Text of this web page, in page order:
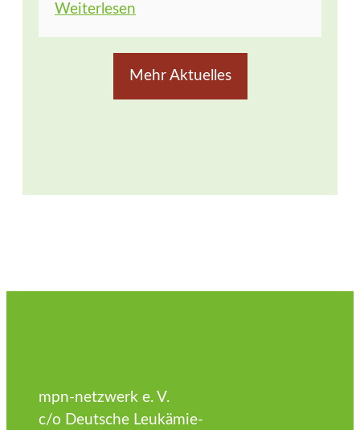
Weiterlesen
Mehr Aktuelles
mpn-netzwerk e. V.
c/o Deutsche Leukämie-